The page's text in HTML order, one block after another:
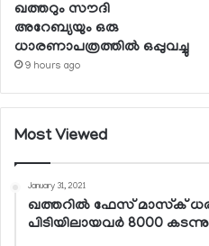
ഖത്തറും സൗദി
അറേബ്യയും ഒരു
ധാരണാപത്രത്തില്‍ ഒപ്പുവച്ചു
9 hours ago
Most Viewed
January 31, 2021
ഖത്തറില്‍ ഫേസ് മാസ്‌ക്
പിടിയിലായവര്‍ 8000 കടന്നു